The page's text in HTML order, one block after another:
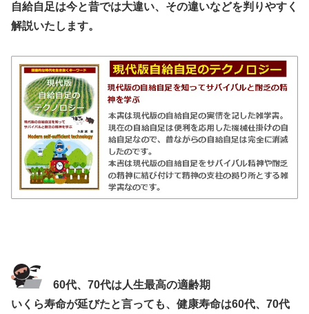
自給自足は今と昔では大違い、その違いなどを判りやすく
解説いたします。
60代、70代は人生最高の適齢期
いくら寿命が延びたと言っても、健康寿命は60代、70代